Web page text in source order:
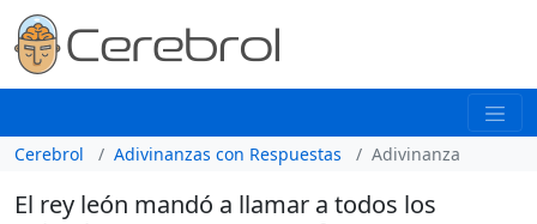
Cerebrol Adivinanzas con Respuestas Adivinanza
El rey león mandó a llamar a todos los